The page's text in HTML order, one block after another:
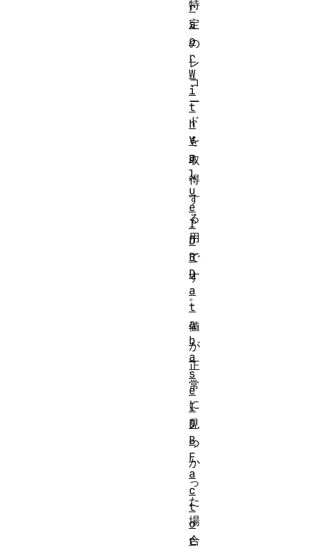
特
定
の
レ
コ
ー
ド
を
取
得
す
る
用
で
す
。
値
が
正
常
に
見
つ
か
っ
た
場
合
r
s
o
r
W
i
t
h
V
a
l
u
e
I
D
B
D
a
t
a
b
a
s
e
I
D
B
F
a
c
t
o
r